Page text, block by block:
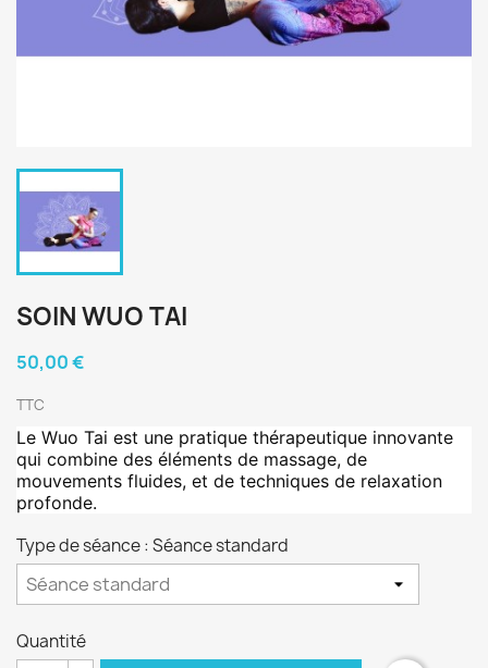
SOIN WUO TAI
50,00 €
TTC
Le Wuo Tai est une pratique thérapeutique innovante
qui combine des éléments de massage, de
mouvements fluides, et de techniques de relaxation
profonde.
Type de séance : Séance standard
Quantité